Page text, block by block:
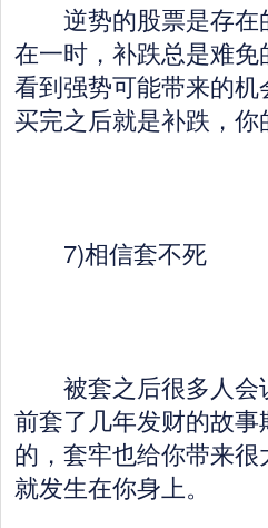
逆势的股票是存在
在一时，补跌总是难
看到强势可能带来的
买完之后就是补跌，
7)相信套不死
被套之后很多人会
前套了几年发财的故
的，套牢也给你带来
就发生在你身上。